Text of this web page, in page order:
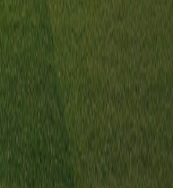
aan met Leganés. De
wordt gespeeld in de